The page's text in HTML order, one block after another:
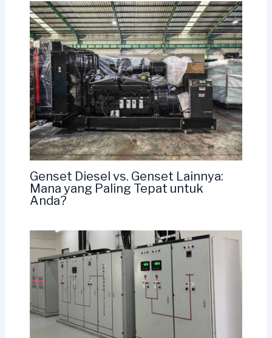
Genset Diesel vs. Genset Lainnya:
Mana yang Paling Tepat untuk
Anda?